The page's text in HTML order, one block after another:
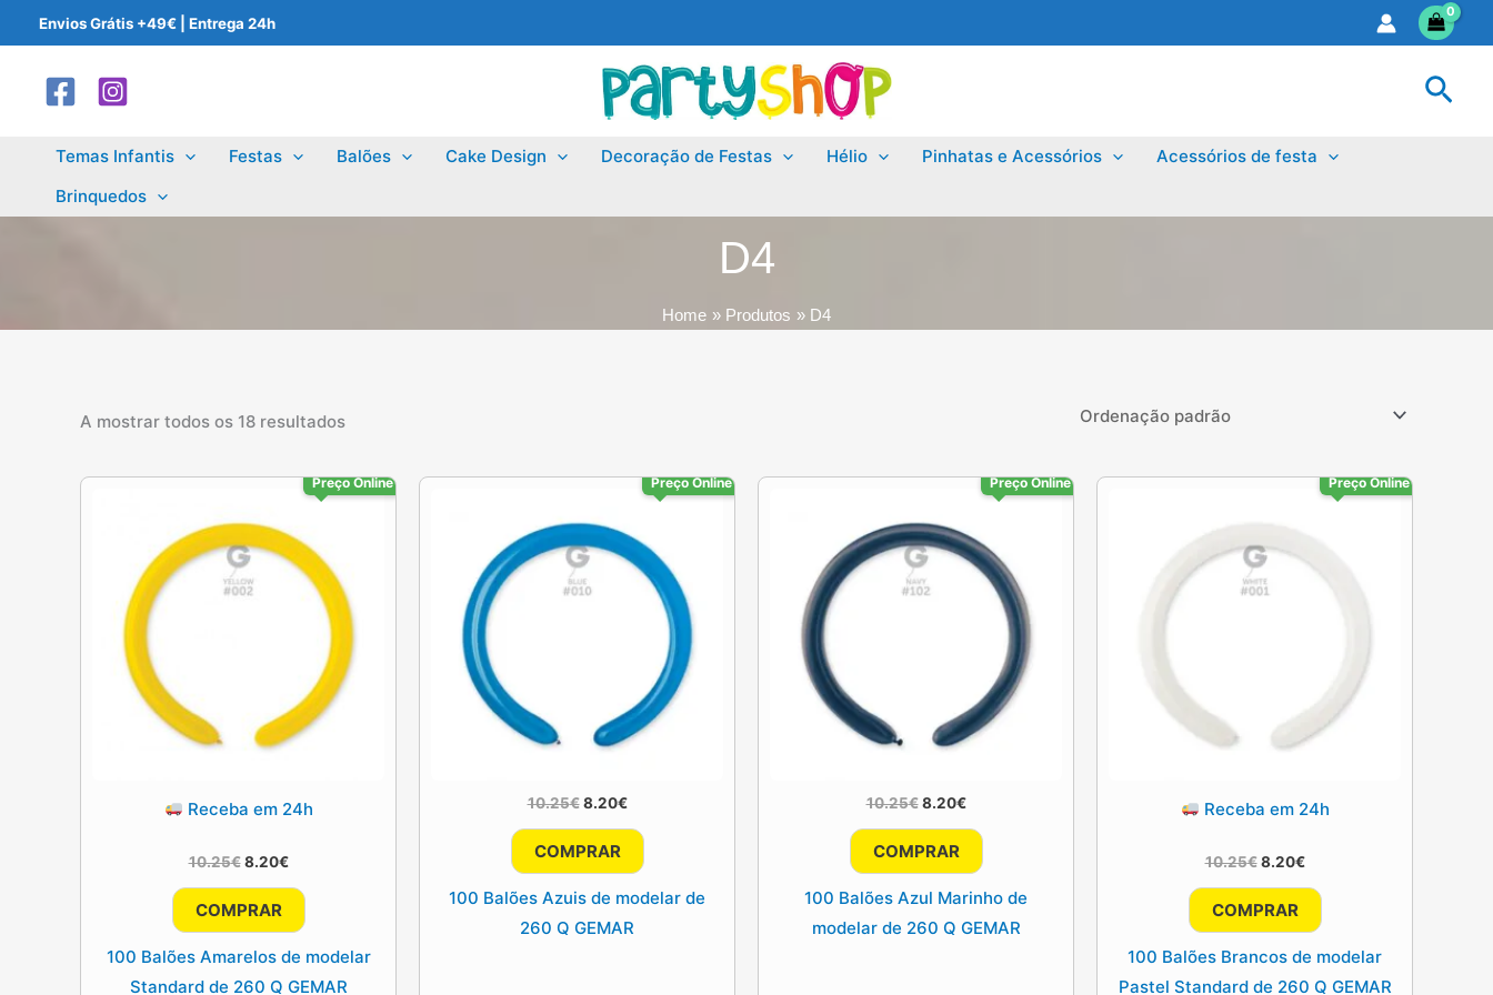
to
content
Envios Grátis +49€ | Entrega 24h
Temas Infantis Festas Balões Cake Design Decoração de Festas Hélio Pinhatas e Acessórios
Acessórios de festa
Brinquedos
D4
Home Produtos D4
A mostrar todos os 18 resultados
Preço Online
Receba em 24h
10.25€ O
era:
10.25€.
8.20€O
atual
8.20€.
COMPRAR
100 Balões Amarelos de modelar
Standard de 260 Q GEMAR
Preço Online
10.25€ O
era:
10.25€.
8.20€O
atual
8.20€.
COMPRAR
100 Balões Azuis de modelar de
260 Q GEMAR
Preço Online
10.25€ O
era:
10.25€.
8.20€O
atual
8.20€.
COMPRAR
100 Balões Azul Marinho de
modelar de 260 Q GEMAR
Preço Online
Receba em 24h
10.25€ O
era:
10.25€.
8.20€O
atual
8.20€.
COMPRAR
100 Balões Brancos de modelar
Pastel Standard de 260 Q GEMAR